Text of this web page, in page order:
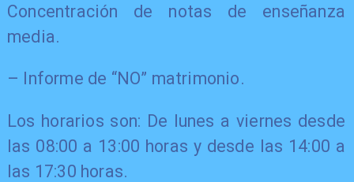
Concentración de notas de enseñanza
media.
– Informe de “NO” matrimonio.
Los horarios son: De lunes a viernes desde
las 08:00 a 13:00 horas y desde las 14:00 a
las 17:30 horas.